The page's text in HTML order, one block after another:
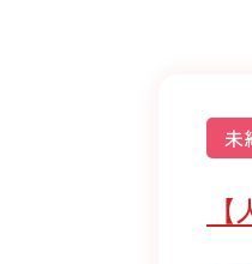
未